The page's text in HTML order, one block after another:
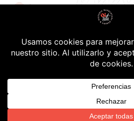
Descubre las pizzas
barrio del Carmen pizzas
Tradición napolitana con
Todos los derechos